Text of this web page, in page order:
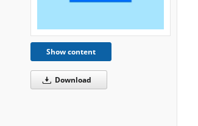
Show content
Download